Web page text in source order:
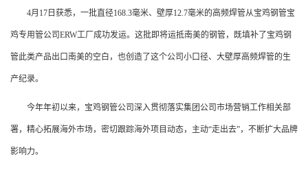
4月17日获悉，一批直径168.3毫米、壁厚12.7毫米的高频焊管从宝鸡钢管宝
鸡专用管公司ERW工厂成功发运。这批即将运抵南美的钢管，既填补了宝鸡钢
管此类产品出口南美的空白，也创造了这个公司小口径、大壁厚高频焊管的生
产纪录。
今年年初以来，宝鸡钢管公司深入贯彻落实集团公司市场营销工作相关部
署，精心拓展海外市场，密切跟踪海外项目动态，主动“走出去”，不断扩大品牌
影响力。